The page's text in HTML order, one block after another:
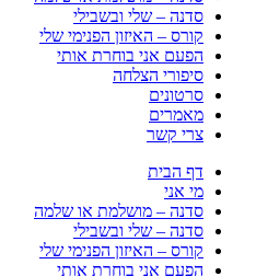
סדנה – שלי ובשבילי
קורס – האיזון הפנימי שלי
הפעם אני בוחרת אותי
סיפורי הצלחה
סרטונים
מאמרים
צרי קשר
דף הבית
מי אני
סדנה – מושלמת או שלמה
סדנה – שלי ובשבילי
קורס – האיזון הפנימי שלי
הפעם אני בוחרת אותי